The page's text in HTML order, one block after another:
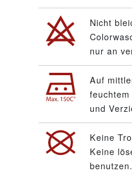
Nicht
nur an
Auf
und
Keine
Keine
benutzen.